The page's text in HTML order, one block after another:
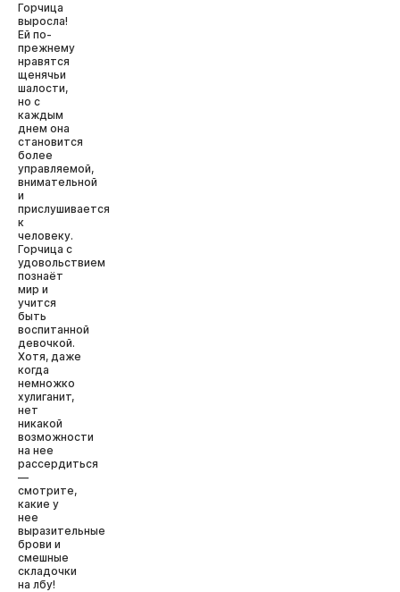
Горчица
выросла!
Ей по-
прежнему
нравятся
щенячьи
шалости,
но с
каждым
днем она
становится
более
управляемой,
внимательной
и
прислушивается
к
человеку.
Горчица с
удовольствием
познаёт
мир и
учится
быть
воспитанной
девочкой.
Хотя, даже
когда
немножко
хулиганит,
нет
никакой
возможности
на нее
рассердиться
—
смотрите,
какие у
нее
выразительные
брови и
смешные
складочки
на лбу!